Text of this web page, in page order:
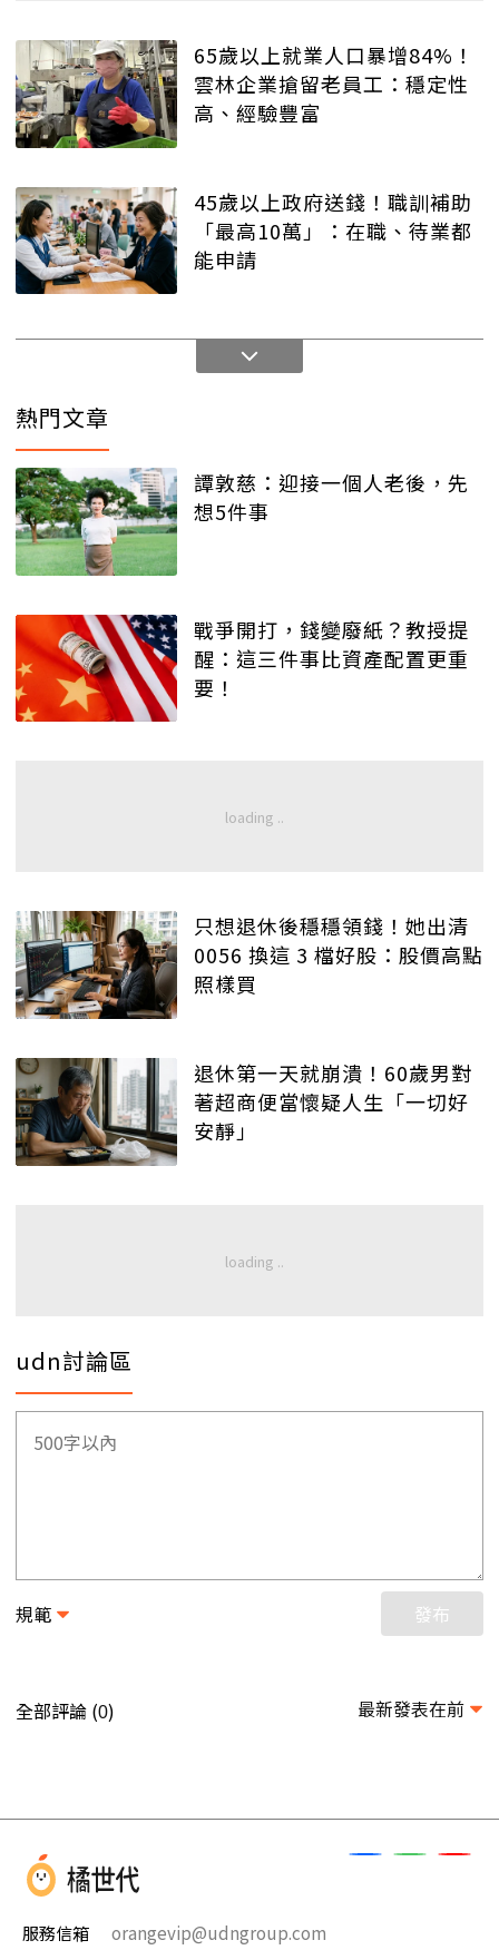
65歲以上就業人口暴增84%！
雲林企業搶留老員工：穩定性
高、經驗豐富
45歲以上政府送錢！職訓補助
「最高10萬」：在職、待業都
能申請
熱門文章
譚敦慈：迎接一個人老後，先
想5件事
戰爭開打，錢變廢紙？教授提
醒：這三件事比資產配置更重
要！
只想退休後穩穩領錢！她出清
0056 換這 3 檔好股：股價高點
照樣買
退休第一天就崩潰！60歲男對
著超商便當懷疑人生「一切好
安靜」
udn討論區
規範 發布
全部評論 (0) 最新發表在前
服務信箱 orangevip@udngroup.com